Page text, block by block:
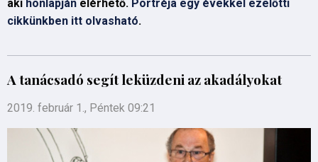
aki honlapján elérhető. Portréja egy évekkel ezelőtti
cikkünkben itt olvasható.
A tanácsadó segít leküzdeni az akadályokat
2019. február 1., Péntek 09:21